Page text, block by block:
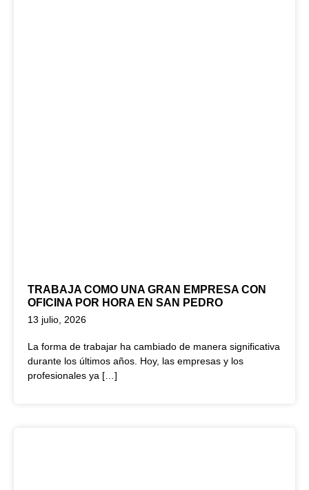
TRABAJA COMO UNA GRAN EMPRESA CON
OFICINA POR HORA EN SAN PEDRO
13 julio, 2026
La forma de trabajar ha cambiado de manera significativa
durante los últimos años. Hoy, las empresas y los
profesionales ya […]